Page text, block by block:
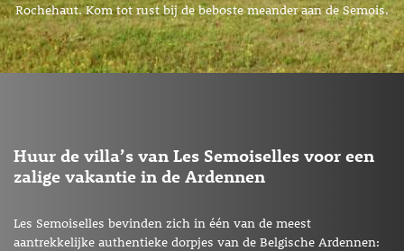
Rochehaut. Kom tot rust bij de beboste meander aan de Semois.
Huur de villa’s van Les Semoiselles voor een
zalige vakantie in de Ardennen
Les Semoiselles bevinden zich in één van de meest
aantrekkelijke authentieke dorpjes van de Belgische Ardennen: